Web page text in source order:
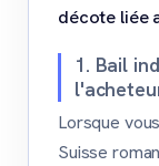
décote liée
1. Bail
Lorsque
Suisse